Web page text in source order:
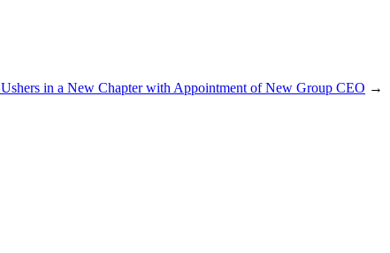
in a New Chapter with Appointment of New Group CEO →